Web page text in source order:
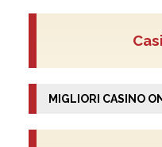
MIGLIORI CASINO